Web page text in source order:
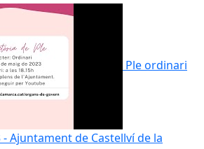
Ple ordinari
Ajuntament de Castellví de la